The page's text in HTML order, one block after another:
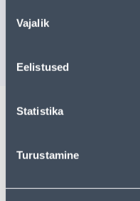
valik
Vajalik
Eelistused
Statistika
Turustamine